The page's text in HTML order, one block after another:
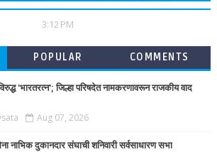
3:12 PM
POPULAR COMMENTS
'भारतरत्न'; जिल्हा परिषदेत नामकरणावरून राजकीय वाद
Aug 07, 2026
नाभिक दुकानदार संघाची शनिवारी सर्वसाधारण सभा